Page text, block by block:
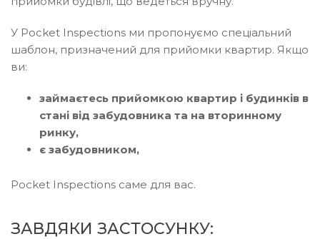
У Pocket Inspections ми пропонуємо спеціальний
шаблон, призначений для прийомки квартир. Якщо
ви:
займаєтесь прийомкою квартир і будинків в
стані від забудовника та на вторинному
ринку,
є забудовником,
Pocket Inspections саме для вас.
ЗАВДЯКИ ЗАСТОСУНКУ: